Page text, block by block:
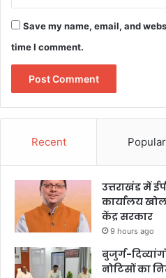
Save my name, email, and
time I comment.
Recent Popular
उत्तराखंड में
कार्यालय
केंद्र सरकार
9 hours ago
बुजुर्ग-
नोटिसों का